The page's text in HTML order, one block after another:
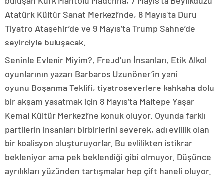
Atatürk Kültür Sanat Merkezi’nde, 8 Mayıs’ta Duru
Tiyatro Ataşehir’de ve 9 Mayıs’ta Trump Sahne’de
seyirciyle buluşacak.
Seninle Evlenir Miyim?, Freud’un İnsanları, Etik Alkol
oyunlarının yazarı Barbaros Uzunöner’in yeni
oyunu Boşanma Teklifi, tiyatroseverlere kahkaha dolu
bir akşam yaşatmak için 8 Mayıs’ta Maltepe Yaşar
Kemal Kültür Merkezi’ne konuk oluyor. Oyunda farklı
partilerin insanları birbirlerini severek, adı evlilik olan
bir koalisyon oluşturuyorlar. Bu evlilikten istikrar
bekleniyor ama pek beklendiği gibi olmuyor. Düşünce
ayrılıkları yüzünden tartışmalar hep çift haneli oluyor.